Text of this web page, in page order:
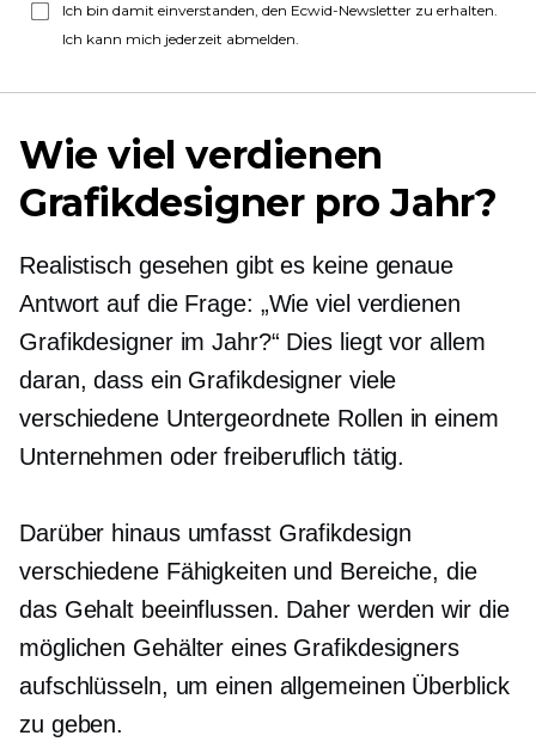
Ich bin damit einverstanden, den Ecwid-Newsletter zu erhalten.
Ich kann mich jederzeit abmelden.
Wie viel verdienen
Grafikdesigner pro Jahr?
Realistisch gesehen gibt es keine genaue
Antwort auf die Frage: „Wie viel verdienen
Grafikdesigner im Jahr?“ Dies liegt vor allem
daran, dass ein Grafikdesigner viele
verschiedene Untergeordnete Rollen in einem
Unternehmen oder freiberuflich tätig.
Darüber hinaus umfasst Grafikdesign
verschiedene Fähigkeiten und Bereiche, die
das Gehalt beeinflussen. Daher werden wir die
möglichen Gehälter eines Grafikdesigners
aufschlüsseln, um einen allgemeinen Überblick
zu geben.